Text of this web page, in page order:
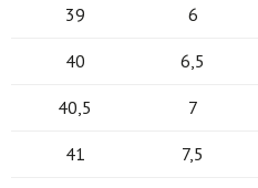
39 6
40 6,5
40,5 7
41 7,5